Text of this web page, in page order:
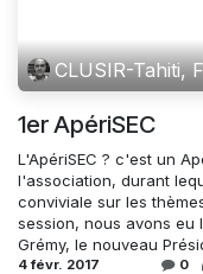
CLUSIR-Tahiti,
1er ApériSEC
L'ApériSEC ? c'est un
l'association, durant
conviviale sur les
session, nous avons eu
Grémy, le nouveau
4 févr. 2017 0